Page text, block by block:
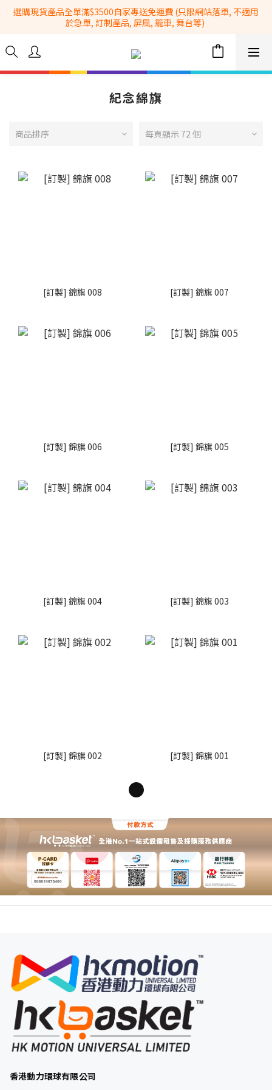
全港No.1一站式設備租售及採購服務供應商
選購現貨產品全單滿$3500自家專送免運費 (只限網站落單, 不適用
於急單, 訂制產品, 屏風, 籠車, 舞台等)
info@hkbasket.com
紀念綿旗
商品排序 每頁顯示 72 個
[訂製] 錦旗 008 [訂製] 錦旗 007
[訂製] 錦旗 006 [訂製] 錦旗 005
[訂製] 錦旗 004 [訂製] 錦旗 003
[訂製] 錦旗 002 [訂製] 錦旗 001
1
香港動力環球有限公司